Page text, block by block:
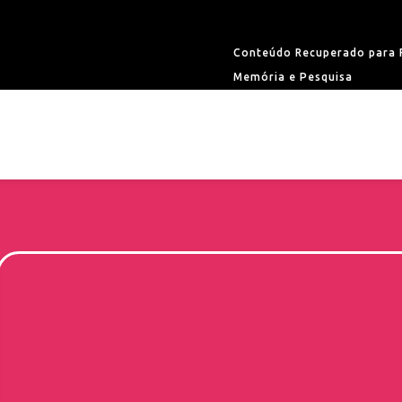
Conteúdo Recuperado para
Memória e Pesquisa